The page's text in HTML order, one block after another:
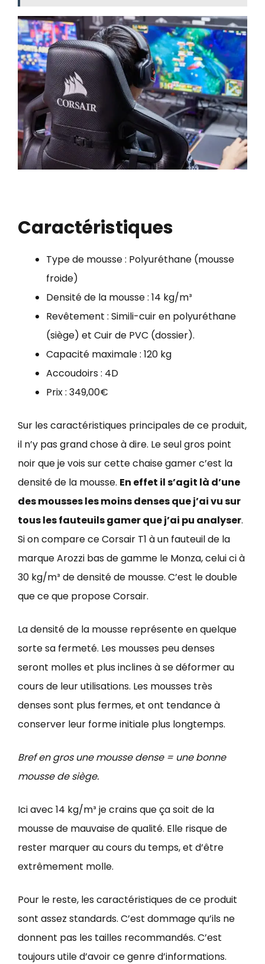
Caractéristiques
Type de mousse : Polyuréthane (mousse
froide)
Densité de la mousse : 14 kg/m³
Revêtement : Simili-cuir en polyuréthane
(siège) et Cuir de PVC (dossier).
Capacité maximale : 120 kg
Accoudoirs : 4D
Prix : 349,00€
Sur les caractéristiques principales de ce produit,
il n’y pas grand chose à dire. Le seul gros point
noir que je vois sur cette chaise gamer c’est la
densité de la mousse. En effet il s’agit là d’une
des mousses les moins denses que j’ai vu sur
tous les fauteuils gamer que j’ai pu analyser.
Si on compare ce Corsair T1 à un fauteuil de la
marque Arozzi bas de gamme le Monza, celui ci à
30 kg/m³ de densité de mousse. C’est le double
que ce que propose Corsair.
La densité de la mousse représente en quelque
sorte sa fermeté. Les mousses peu denses
seront molles et plus inclines à se déformer au
cours de leur utilisations. Les mousses très
denses sont plus fermes, et ont tendance à
conserver leur forme initiale plus longtemps.
Bref en gros une mousse dense = une bonne
mousse de siège.
Ici avec 14 kg/m³ je crains que ça soit de la
mousse de mauvaise de qualité. Elle risque de
rester marquer au cours du temps, et d’être
extrêmement molle.
Pour le reste, les caractéristiques de ce produit
sont assez standards. C’est dommage qu’ils ne
donnent pas les tailles recommandés. C’est
toujours utile d’avoir ce genre d’informations.